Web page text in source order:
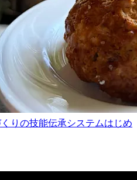
りの技能伝承システムはじめ